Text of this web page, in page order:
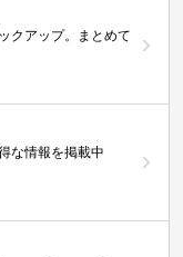
クアップ。まとめて
な情報を掲載中